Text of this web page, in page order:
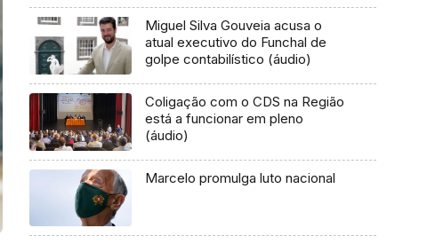
Miguel Silva Gouveia acusa o
atual executivo do Funchal de
golpe contabilístico (áudio)
Coligação com o CDS na Região
está a funcionar em pleno
(áudio)
Marcelo promulga luto nacional